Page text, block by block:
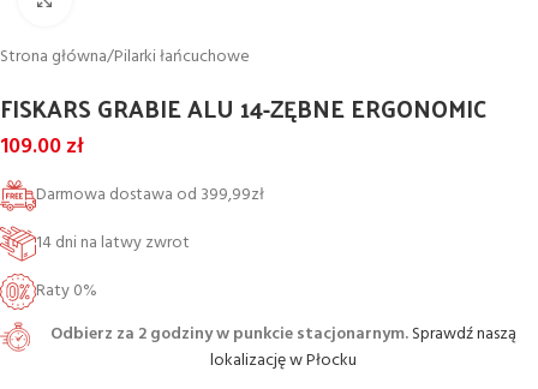
Strona główna/Pilarki łańcuchowe
FISKARS GRABIE ALU 14-ZĘBNE ERGONOMIC
109.00zł
Darmowa dostawa od 399,99zł
14 dni na latwy zwrot
Raty 0%
Odbierz za 2 godziny w punkcie stacjonarnym.Sprawdź naszą
lokalizację w Płocku